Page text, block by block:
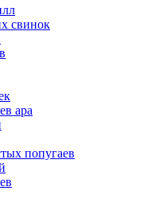
свинок
ара
попугаев